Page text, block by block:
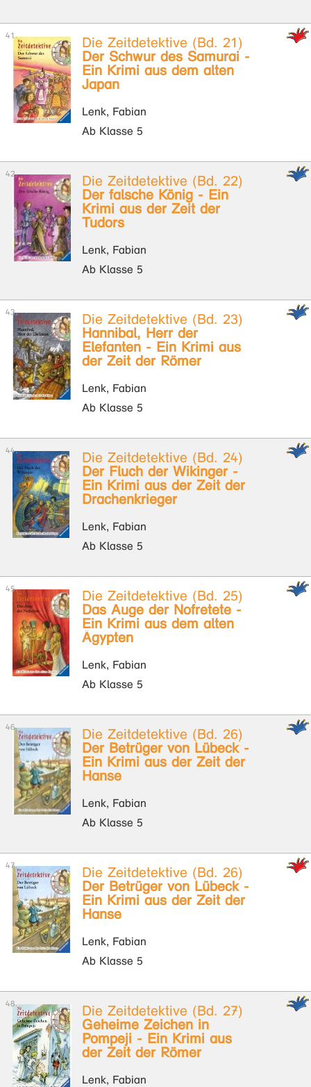
Die Zeitdetektive (Bd. 21)
Der Schwur des Samurai -
Ein Krimi aus dem alten
Japan
Lenk, Fabian
Ab Klasse 5
Die Zeitdetektive (Bd. 22)
Der falsche König - Ein
Krimi aus der Zeit der
Tudors
Lenk, Fabian
Ab Klasse 5
Die Zeitdetektive (Bd. 23)
Hannibal, Herr der
Elefanten - Ein Krimi aus
der Zeit der Römer
Lenk, Fabian
Ab Klasse 5
Die Zeitdetektive (Bd. 24)
Der Fluch der Wikinger -
Ein Krimi aus der Zeit der
Drachenkrieger
Lenk, Fabian
Ab Klasse 5
Die Zeitdetektive (Bd. 25)
Das Auge der Nofretete -
Ein Krimi aus dem alten
Ägypten
Lenk, Fabian
Ab Klasse 5
Die Zeitdetektive (Bd. 26)
Der Betrüger von Lübeck -
Ein Krimi aus der Zeit der
Hanse
Lenk, Fabian
Ab Klasse 5
Die Zeitdetektive (Bd. 26)
Der Betrüger von Lübeck -
Ein Krimi aus der Zeit der
Hanse
Lenk, Fabian
Ab Klasse 5
Die Zeitdetektive (Bd. 27)
Geheime Zeichen in
Pompeji - Ein Krimi aus
der Zeit der Römer
Lenk, Fabian